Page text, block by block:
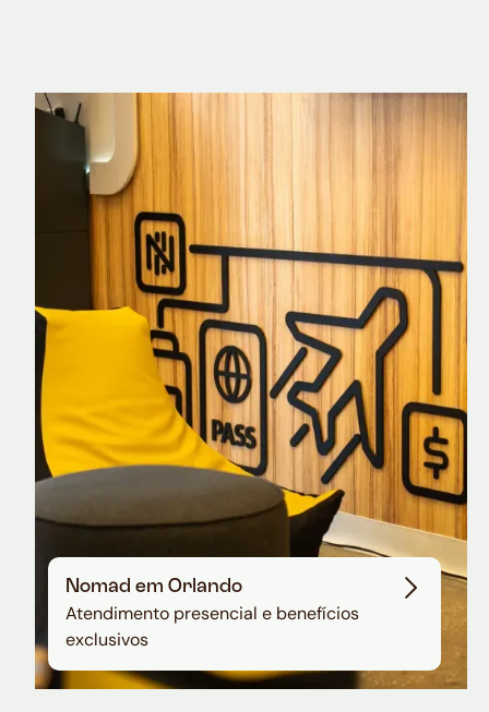
Nomad Explorer
Cartão de crédito brasileiro com cashback
em dólar
Nomad em Orlando
Atendimento presencial e benefícios
exclusivos